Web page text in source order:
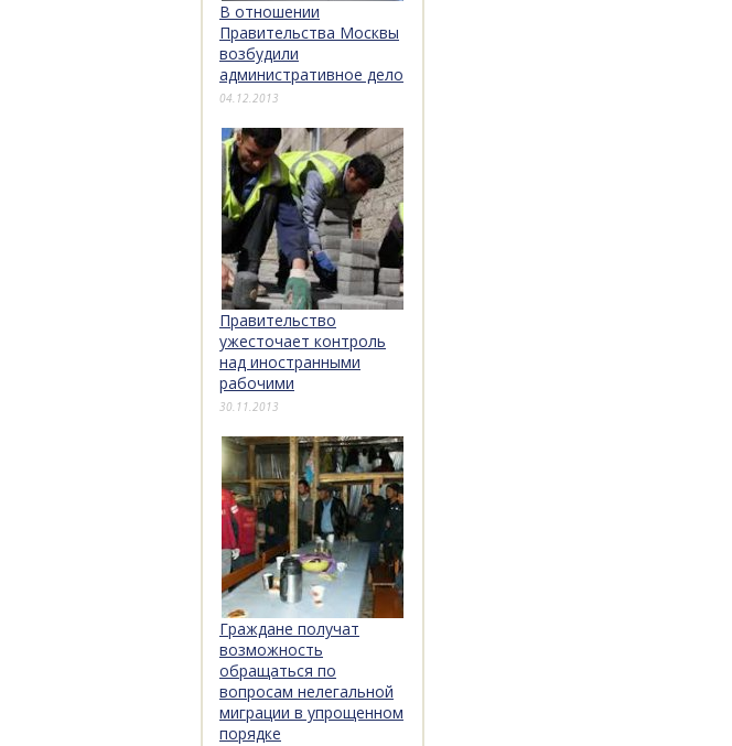
В отношении
Правительства Москвы
возбудили
административное дело
04.12.2013
Правительство
ужесточает контроль
над иностранными
рабочими
30.11.2013
Граждане получат
возможность
обращаться по
вопросам нелегальной
миграции в упрощенном
порядке